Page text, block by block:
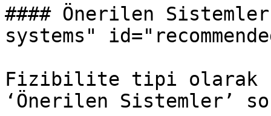
#### Önerilen Sistemler
systems"
Fizibilite tipi olarak
‘Önerilen Sistemler’